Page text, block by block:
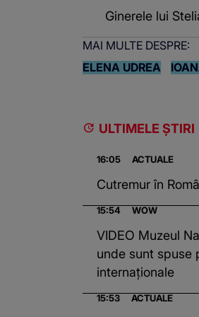
Ginerele lui
MAI MULTE DESPRE:
ELENA UDREA
ULTIMELE ȘTIRI
16:05 ACTUALE
Cutremur în
15:54 WOW
VIDEO Muzeul
unde sunt spuse
internaționale
15:53 ACTUALE